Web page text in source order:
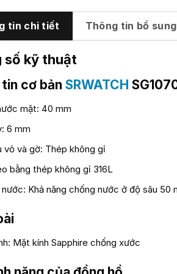
tin chi tiết Thông tin bổ sung
số kỹ thuật
cơ bản SRWATCH
mặt: 40 mm
6 mm
vỏ và gờ: Thép không gỉ
bằng thép không gỉ 316L
Khả năng chống nước ở độ sâu 50
Mặt kính Sapphire chống xước